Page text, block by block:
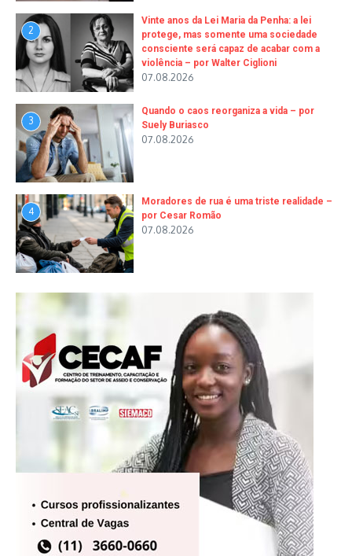
2
Vinte anos da Lei Maria da Penha: a lei
protege, mas somente uma sociedade
consciente será capaz de acabar com a
violência – por Walter Ciglioni
07.08.2026
3
Quando o caos reorganiza a vida – por
Suely Buriasco
07.08.2026
4
Moradores de rua é uma triste realidade –
por Cesar Romão
07.08.2026